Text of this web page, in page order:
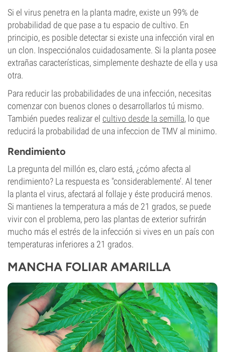
Si el virus penetra en la planta madre, existe un 99% de
probabilidad de que pase a tu espacio de cultivo. En
principio, es posible detectar si existe una infección viral en
un clon. Inspecciónalos cuidadosamente. Si la planta posee
extrañas características, simplemente deshazte de ella y usa
otra.
Para reducir las probabilidades de una infección, necesitas
comenzar con buenos clones o desarrollarlos tú mismo.
También puedes realizar el cultivo desde la semilla, lo que
reducirá la probabilidad de una infeccion de TMV al minimo.
Rendimiento
La pregunta del millón es, claro está, ¿cómo afecta al
rendimiento? La respuesta es "considerablemente’. Al tener
la planta el virus, afectará al follaje y éste producirá menos.
Si mantienes la temperatura a más de 21 grados, se puede
vivir con el problema, pero las plantas de exterior sufrirán
mucho más el estrés de la infección si vives en un país con
temperaturas inferiores a 21 grados.
MANCHA FOLIAR AMARILLA